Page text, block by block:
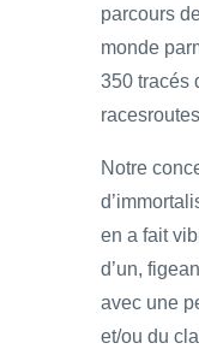
parcours
monde
350 tracés
Notre
en a fait
d’un,
avec une
et/ou du